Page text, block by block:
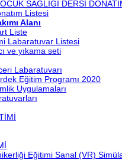
SAĞLIĞI DERSİ
Listesi
Alanı
Liste
Labaratuvar Listesi
ve yıkama seti
Labaratuvarı
Eğitim Programı 2020
Uygulamaları
Eğitimi Sanal (VR)